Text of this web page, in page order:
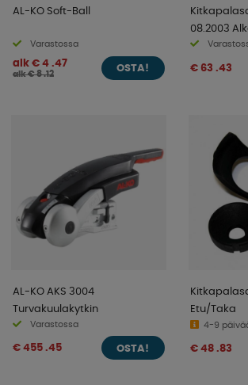
AL-KO Soft-Ball
Varastossa
alk € 4 .47
alk € 8 .12
OSTA!
08.2003
€ 63 .43
AL-KO AKS 3004
Turvakuulakytkin
Varastossa
€ 455 .45 OSTA!
Etu/Taka
4-9
€ 48 .83